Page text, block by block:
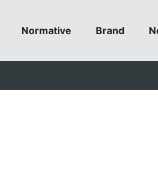
Normative Brand